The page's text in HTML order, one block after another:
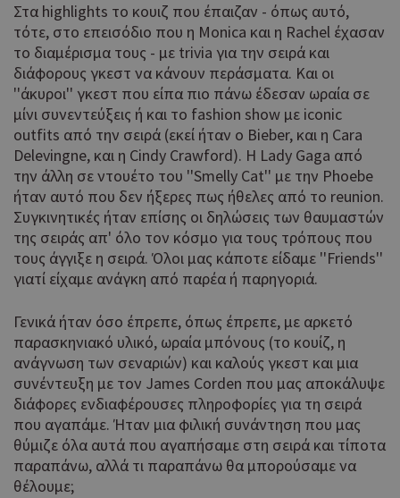
Στα highlights το κουιζ που έπαιζαν - όπως αυτό,
τότε, στο επεισόδιο που η Monica και η Rachel έχασαν
το διαμέρισμα τους - με trivia για την σειρά και
διάφορους γκεστ να κάνουν περάσματα. Και οι
''άκυροι'' γκεστ που είπα πιο πάνω έδεσαν ωραία σε
μίνι συνεντεύξεις ή και το fashion show με iconic
outfits από την σειρά (εκεί ήταν ο Bieber, και η Cara
Delevingne, και η Cindy Crawford). H Lady Gaga από
την άλλη σε ντουέτο του ''Smelly Cat'' με την Phoebe
ήταν αυτό που δεν ήξερες πως ήθελες από το reunion.
Συγκινητικές ήταν επίσης οι δηλώσεις των θαυμαστών
της σειράς απ' όλο τον κόσμο για τους τρόπους που
τους άγγιξε η σειρά. Όλοι μας κάποτε είδαμε ''Friends''
γιατί είχαμε ανάγκη από παρέα ή παρηγοριά.
Γενικά ήταν όσο έπρεπε, όπως έπρεπε, με αρκετό
παρασκηνιακό υλικό, ωραία μπόνους (το κουίζ, η
ανάγνωση των σεναριών) και καλούς γκεστ και μια
συνέντευξη με τον James Corden που μας αποκάλυψε
διάφορες ενδιαφέρουσες πληροφορίες για τη σειρά
που αγαπάμε. Ήταν μια φιλική συνάντηση που μας
θύμιζε όλα αυτά που αγαπήσαμε στη σειρά και τίποτα
παραπάνω, αλλά τι παραπάνω θα μπορούσαμε να
θέλουμε;